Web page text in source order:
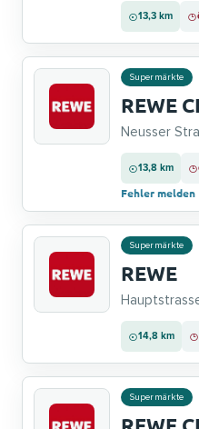
13,3 km
Supermärkte
REWE
Neusser
13,8 km
Fehler melden
Supermärkte
REWE
14,8 km
Supermärkte